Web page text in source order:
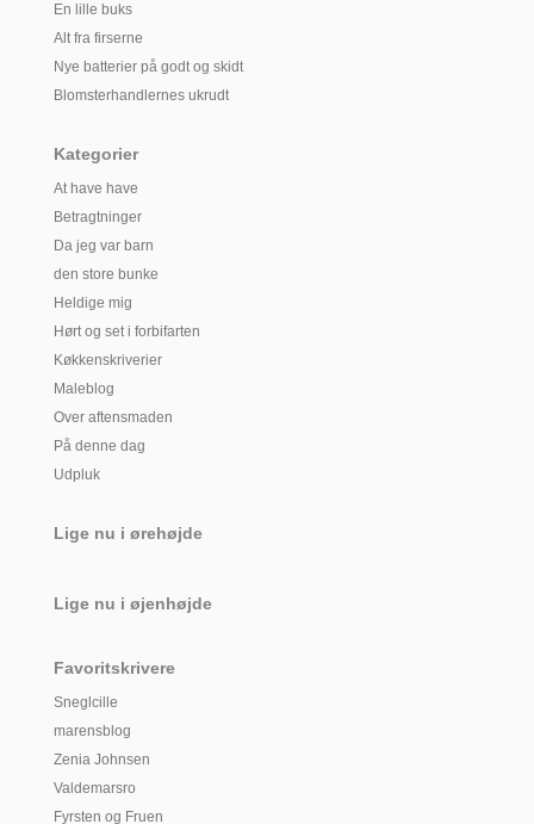
En lille buks
Alt fra firserne
Nye batterier på godt og skidt
Blomsterhandlernes ukrudt
Kategorier
At have have
Betragtninger
Da jeg var barn
den store bunke
Heldige mig
Hørt og set i forbifarten
Køkkenskriverier
Maleblog
Over aftensmaden
På denne dag
Udpluk
Lige nu i ørehøjde
Lige nu i øjenhøjde
Favoritskrivere
Sneglcille
marensblog
Zenia Johnsen
Valdemarsro
Fyrsten og Fruen